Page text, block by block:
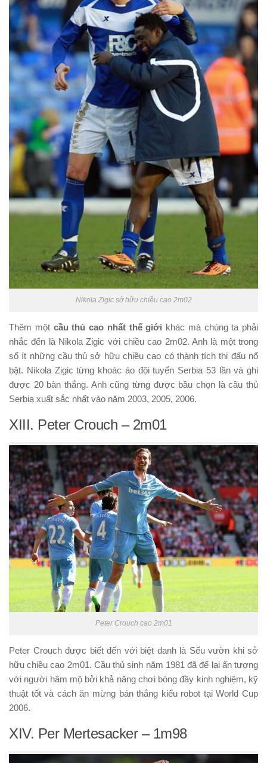
Nikola Zigic sở hữu chiều cao 2m02
Thêm một cầu thủ cao nhất thế giới khác mà chúng ta phải
nhắc đến là Nikola Zigic với chiều cao 2m02. Anh là một trong
số ít những cầu thủ sở hữu chiều cao có thành tích thi đấu nổ
bật. Nikola Zigic từng khoác áo đội tuyển Serbia 53 lần và ghi
được 20 bàn thắng. Anh cũng từng được bầu chọn là cầu thủ
Serbia xuất sắc nhất vào năm 2003, 2005, 2006.
XIII. Peter Crouch – 2m01
Peter Crouch cao 2m01
Peter Crouch được biết đến với biệt danh là Sếu vườn khi sở
hữu chiều cao 2m01. Cầu thủ sinh năm 1981 đã để lại ấn tượng
với người hâm mộ bởi khả năng chơi bóng đầy kinh nghiệm, kỹ
thuật tốt và cách ăn mừng bán thắng kiểu robot tại World Cup
2006.
XIV. Per Mertesacker – 1m98